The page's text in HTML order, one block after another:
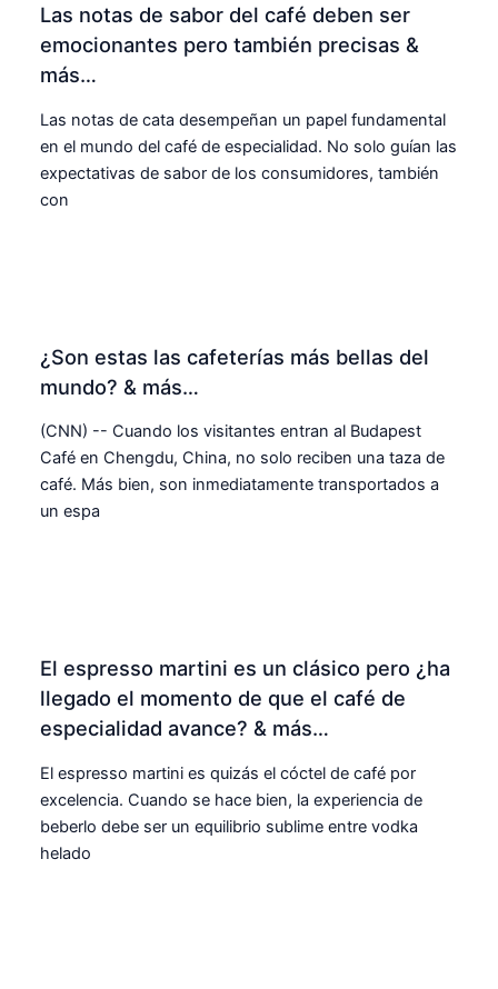
Las notas de sabor del café deben ser
emocionantes pero también precisas &
más…
Las notas de cata desempeñan un papel fundamental
en el mundo del café de especialidad. No solo guían las
expectativas de sabor de los consumidores, también
con
¿Son estas las cafeterías más bellas del
mundo? & más…
(CNN) -- Cuando los visitantes entran al Budapest
Café en Chengdu, China, no solo reciben una taza de
café. Más bien, son inmediatamente transportados a
un espa
El espresso martini es un clásico pero ¿ha
llegado el momento de que el café de
especialidad avance? & más…
El espresso martini es quizás el cóctel de café por
excelencia. Cuando se hace bien, la experiencia de
beberlo debe ser un equilibrio sublime entre vodka
helado